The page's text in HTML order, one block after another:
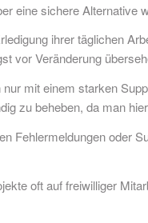
eine sichere Alternative
ihrer täglichen
vor Veränderung
mit einem starken
zu beheben, da man
Fehlermeldungen oder
oft auf freiwilliger